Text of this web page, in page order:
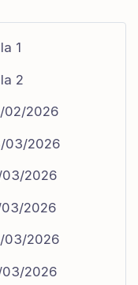
1
2
02/2026
03/2026
03/2026
03/2026
03/2026
03/2026